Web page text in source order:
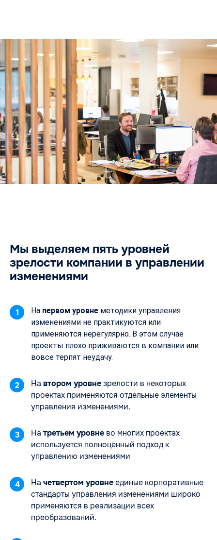
Мы выделяем пять уровней
зрелости компании в управлении
изменениями
1 На первом уровне методики управления
изменениями не практикуются или
применяются нерегулярно. В этом случае
проекты плохо приживаются в компании или
вовсе терпят неудачу.
2 На втором уровнезрелости в некоторых
проектах применяются отдельные элементы
управления изменениями.
3 На третьем уровне во многих проектах
используется полноценный подход к
управлению изменениями
4 На четвертом уровнеединые корпоративные
стандарты управления изменениями широко
применяются в реализации всех
преобразований.